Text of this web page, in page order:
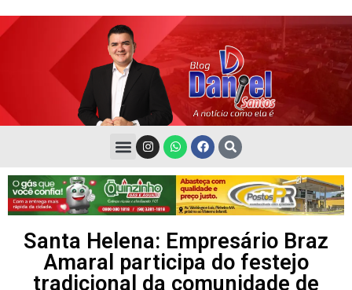
Santa Helena: Empresário Braz
Amaral participa do festejo
tradicional da comunidade de